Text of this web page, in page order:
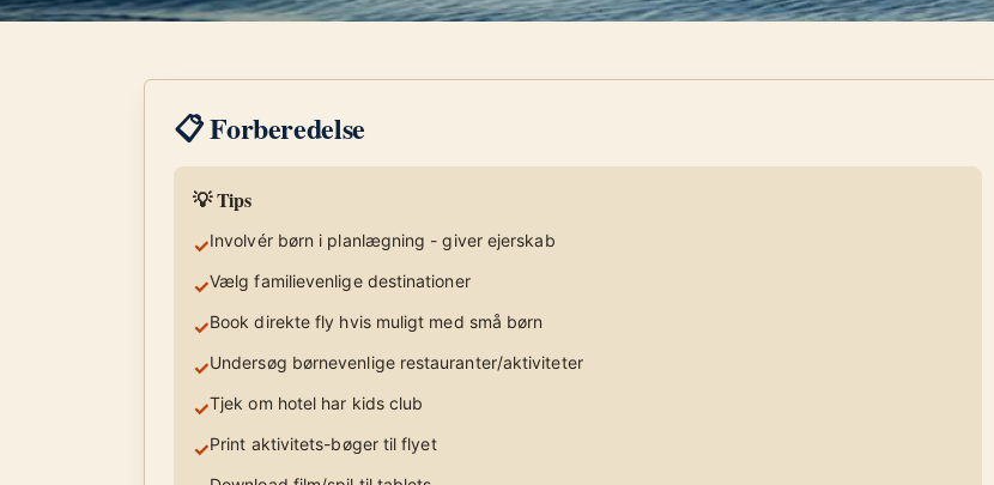
📋 Forberedelse
💡 Tips
✓Involvér børn i planlægning - giver ejerskab
✓Vælg familievenlige destinationer
✓Book direkte fly hvis muligt med små børn
✓Undersøg børnevenlige restauranter/aktiviteter
✓Tjek om hotel har kids club
✓Print aktivitets-bøger til flyet